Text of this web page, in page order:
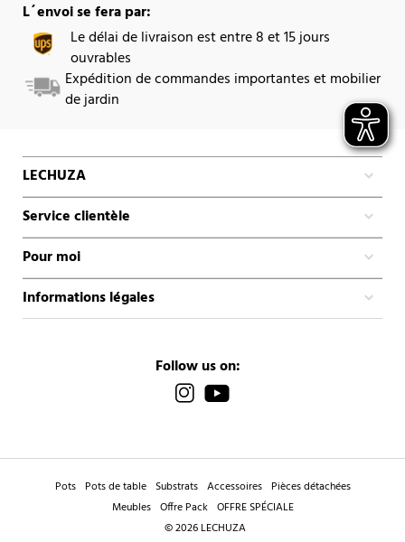
L´envoi se fera par:
Le délai de livraison est entre 8 et 15 jours
ouvrables
Expédition de commandes importantes et mobilier
de jardin
LECHUZA
Service clientèle
Pour moi
Informations légales
Follow us on:
Pots Pots de table Substrats Accessoires Pièces détachées
Meubles Offre Pack OFFRE SPÉCIALE
© 2026 LECHUZA